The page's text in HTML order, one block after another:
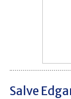
Salve